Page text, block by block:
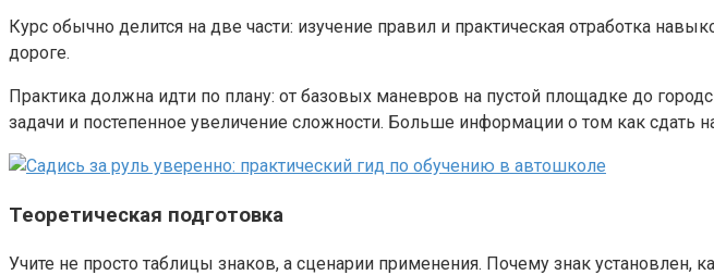
Курс обычно делится на две части: изучение правил и практическая отработка
дороге.
Практика должна идти по плану: от базовых маневров на пустой площадке до
задачи и постепенное увеличение сложности. Больше информации о том как сдать
Теоретическая подготовка
Учите не просто таблицы знаков, а сценарии применения. Почему знак установлен,